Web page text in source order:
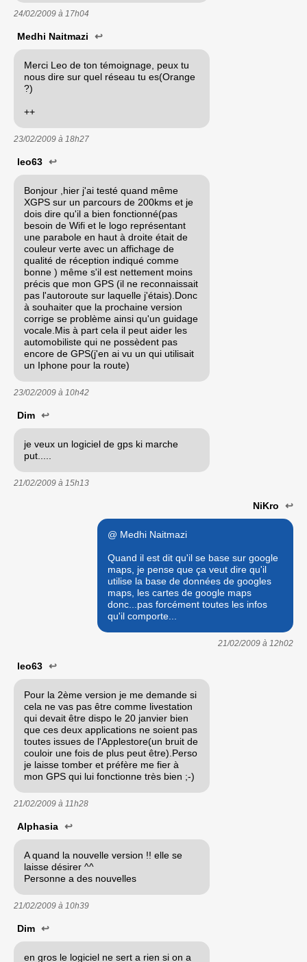
24/02/2009 à 17h04
Medhi Naitmazi ↩
Merci Leo de ton témoignage, peux tu
nous dire sur quel réseau tu es(Orange
?)
++
23/02/2009 à 18h27
leo63 ↩
Bonjour ,hier j'ai testé quand même
XGPS sur un parcours de 200kms et je
dois dire qu'il a bien fonctionné(pas
besoin de Wifi et le logo représentant
une parabole en haut à droite était de
couleur verte avec un affichage de
qualité de réception indiqué comme
bonne ) même s'il est nettement moins
précis que mon GPS (il ne reconnaissait
pas l'autoroute sur laquelle j'étais).Donc
à souhaiter que la prochaine version
corrige se problème ainsi qu'un guidage
vocale.Mis à part cela il peut aider les
automobiliste qui ne possèdent pas
encore de GPS(j'en ai vu un qui utilisait
un Iphone pour la route)
23/02/2009 à 10h42
Dim ↩
je veux un logiciel de gps ki marche
put.....
21/02/2009 à 15h13
NiKro ↩
@ Medhi Naitmazi
Quand il est dit qu'il se base sur google
maps, je pense que ça veut dire qu'il
utilise la base de données de googles
maps, les cartes de google maps
donc...pas forcément toutes les infos
qu'il comporte...
21/02/2009 à 12h02
leo63 ↩
Pour la 2ème version je me demande si
cela ne vas pas être comme livestation
qui devait être dispo le 20 janvier bien
que ces deux applications ne soient pas
toutes issues de l'Applestore(un bruit de
couloir une fois de plus peut être).Perso
je laisse tomber et préfère me fier à
mon GPS qui lui fonctionne très bien ;-)
21/02/2009 à 11h28
Alphasia ↩
A quand la nouvelle version !! elle se
laisse désirer ^^
Personne a des nouvelles
21/02/2009 à 10h39
Dim ↩
en gros le logiciel ne sert a rien si on a